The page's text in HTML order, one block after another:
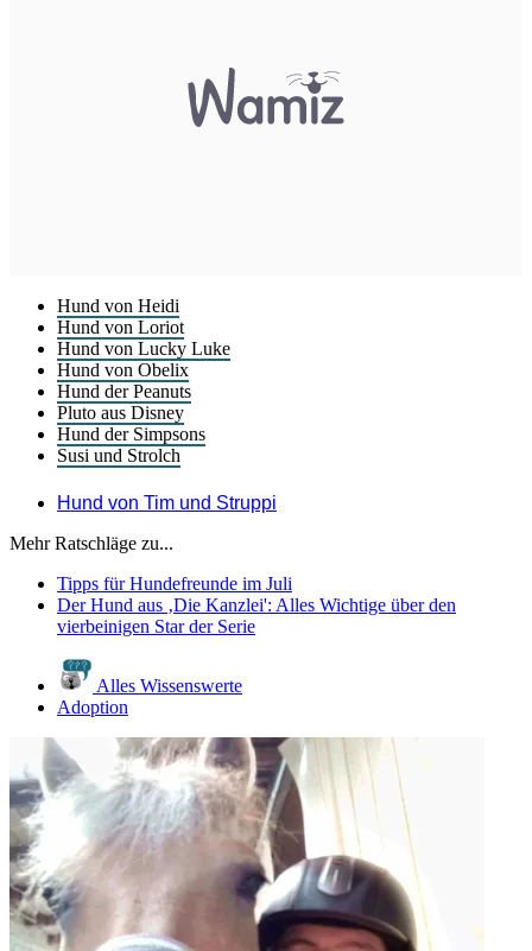
Hund von Heidi
Hund von Loriot
Hund von Lucky Luke
Hund von Obelix
Hund der Peanuts
Pluto aus Disney
Hund der Simpsons
Susi und Strolch
Hund von Tim und Struppi
Mehr Ratschläge zu...
Tipps für Hundefreunde im Juli
Der Hund aus ‚Die Kanzlei': Alles Wichtige über den
vierbeinigen Star der Serie
Alles Wissenswerte
Adoption